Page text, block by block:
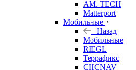
AM. TECH
Matterport
Мобильные
Назад
Мобильные
RIEGL
Террафикс
CHCNAV